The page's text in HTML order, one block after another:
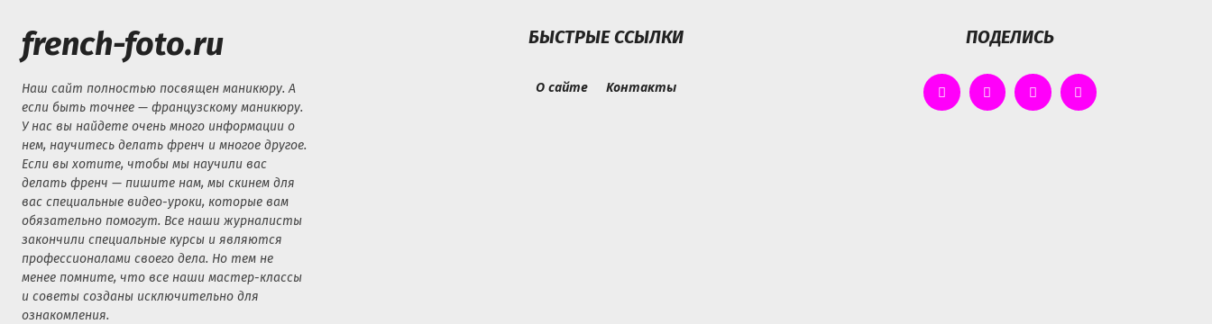
french-foto.ru
Наш сайт полностью посвящен маникюру. А
если быть точнее — французскому маникюру.
У нас вы найдете очень много информации о
нем, научитесь делать френч и многое другое.
Если вы хотите, чтобы мы научили вас
делать френч — пишите нам, мы скинем для
вас специальные видео-уроки, которые вам
обязательно помогут. Все наши журналисты
закончили специальные курсы и являются
профессионалами своего дела. Но тем не
менее помните, что все наши мастер-классы
и советы созданы исключительно для
ознакомления.
БЫСТРЫЕ ССЫЛКИ
О сайте Контакты
ПОДЕЛИСЬ